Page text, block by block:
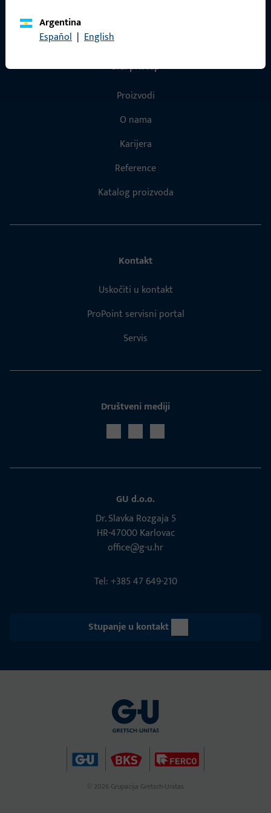
Argentina
Español | English
Brzi pristup
Proizvodi
O nama
Karijera
Reference
Katalog proizvoda
Kontakt
Uskočiti u kontakt
ProPoint servisni portal
Servis
Društveni mediji
GU d.o.o.
Dr. Slavka Rozgaja 5
HR-47000 Karlovac
office@g-u.hr
Tel: +385 47 649-210
Stupanje u kontakt
© 2026 Grupacija Gretsch-Unitas